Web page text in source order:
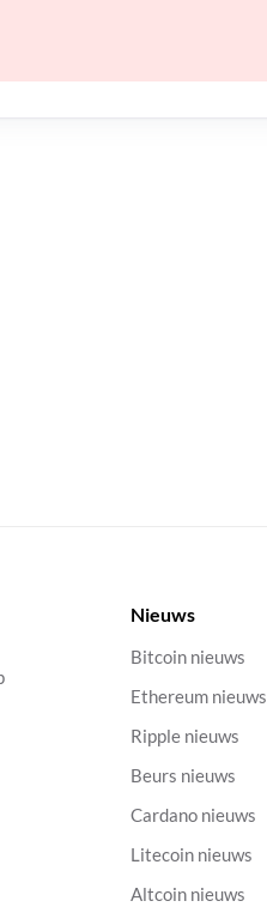
Nieuws
Bitcoin nieuws
Ethereum nieuws
Ripple nieuws
Beurs nieuws
Cardano nieuws
Litecoin nieuws
Altcoin nieuws